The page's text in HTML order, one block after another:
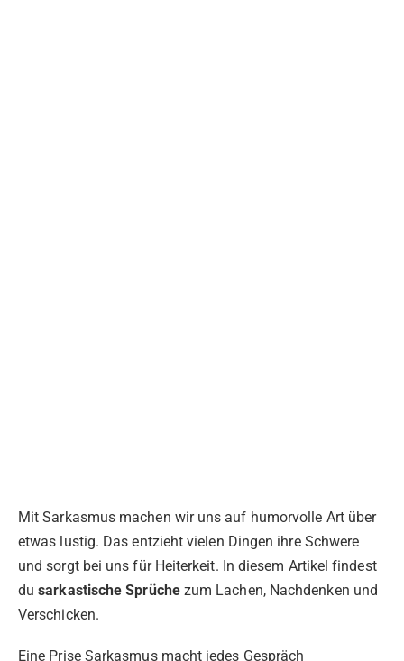
Mit Sarkasmus machen wir uns auf humorvolle Art über
etwas lustig. Das entzieht vielen Dingen ihre Schwere
und sorgt bei uns für Heiterkeit. In diesem Artikel findest
dusarkastische Sprüchezum Lachen, Nachdenken und
Verschicken.
Eine Prise Sarkasmus macht jedes Gespräch